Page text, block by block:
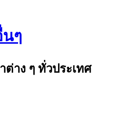
ๆ
าง ๆ ทั่วประเทศ